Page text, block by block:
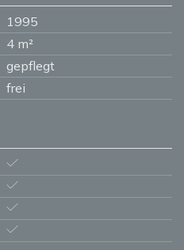
1995
4 m²
gepflegt
frei